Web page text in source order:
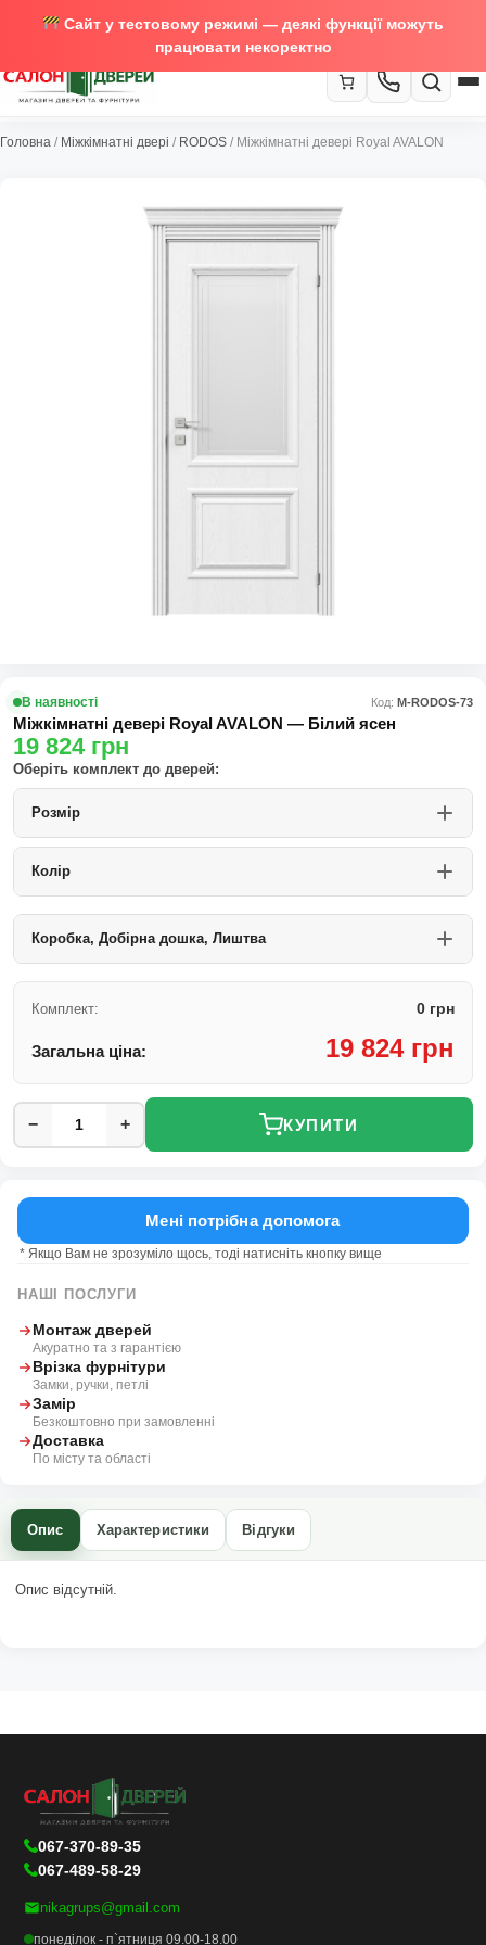
Сайт у тестовому режимі — деякі функції можуть
працювати некоректно
067-370-89-35
Закрити
Головна / Міжкімнатні двері / RODOS / Міжкімнатні девері Royal AVALON
В наявності Код: М-RODOS-73
Міжкімнатні девері Royal AVALON — Білий ясен
19 824 грн
Оберіть комплект до дверей:
Розмір
Колір
Коробка, Добірна дошка, Лиштва
Комплект: 0 грн
Загальна ціна: 19 824 грн
− + КУПИТИ
Мені потрібна допомога
* Якщо Вам не зрозуміло щось, тоді натисніть кнопку вище
НАШІ ПОСЛУГИ
Монтаж дверей
Акуратно та з гарантією
Врізка фурнітури
Замки, ручки, петлі
Замір
Безкоштовно при замовленні
Доставка
По місту та області
Опис Характеристики Відгуки
Опис відсутній.
067-370-89-35
067-489-58-29
nikagrups@gmail.com
понеділок - п`ятниця 09.00-18.00